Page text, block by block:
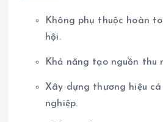
Không phụ thuộc hoàn
hội.
Khả năng tạo nguồn thu
Xây dựng thương hiệu cá
nghiệp.